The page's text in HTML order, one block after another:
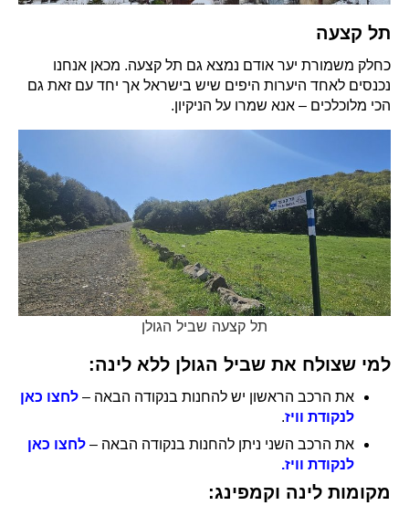
תל קצעה
כחלק משמורת יער אודם נמצא גם תל קצעה. מכאן אנחנו
נכנסים לאחד היערות היפים שיש בישראל אך יחד עם זאת גם
הכי מלוכלכים – אנא שמרו על הניקיון.
תל קצעה שביל הגולן
למי שצולח את שביל הגולן ללא לינה:
את הרכב הראשון יש להחנות בנקודה הבאה – לחצו כאן
לנקודת וויז.
את הרכב השני ניתן להחנות בנקודה הבאה – לחצו כאן
לנקודת וויז.
מקומות לינה וקמפינג: